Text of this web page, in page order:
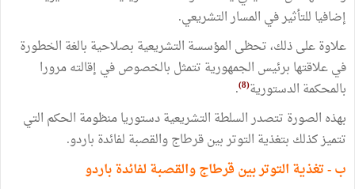
إضافيا للتأثير في المسار التشريعي.
‏علاوة على ذلك، تحظى المؤسسة التشريعية بصلاحية بالغة الخطورة
في علاقتها برئيس الجمهورية تتمثل بالخصوص في إقالته مرورا
بالمحكمة الدستورية(8)
.
‏بهذه الصورة تتصدر السلطة التشريعية دستوريا منظومة الحكم التي
تتميز كذلك بتغذية التوتر بين قرطاج والقصبة لفائدة باردو.
‏ب - تغذية التوتر بين قرطاج والقصبة لفائدة باردو